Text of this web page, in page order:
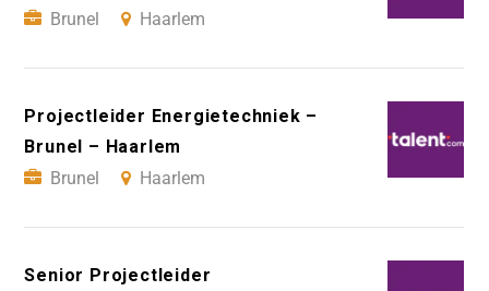
Brunel
Haarlem
Projectleider Energietechniek –
Brunel – Haarlem
Brunel
Haarlem
Senior Projectleider